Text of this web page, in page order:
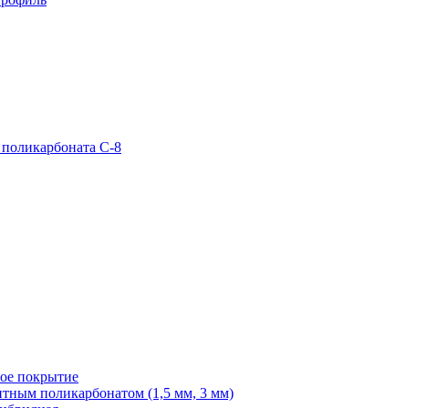
С-8
покрытие
поликарбонатом (1,5 мм, 3 мм)